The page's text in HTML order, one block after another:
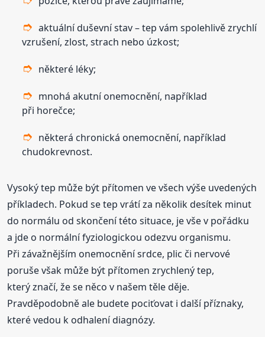
aktuální duševní stav – tep vám spolehlivě zrychlí
vzrušení, zlost, strach nebo úzkost;
některé léky;
mnohá akutní onemocnění, například
při horečce;
některá chronická onemocnění, například
chudokrevnost.
Vysoký tep může být přítomen ve všech výše uvedených
příkladech. Pokud se tep vrátí za několik desítek minut
do normálu od skončení této situace, je vše v pořádku
a jde o normální fyziologickou odezvu organismu.
Při závažnějším onemocnění srdce, plic či nervové
poruše však může být přítomen zrychlený tep,
který značí, že se něco v našem těle děje.
Pravděpodobně ale budete pociťovat i další příznaky,
které vedou k odhalení diagnózy.